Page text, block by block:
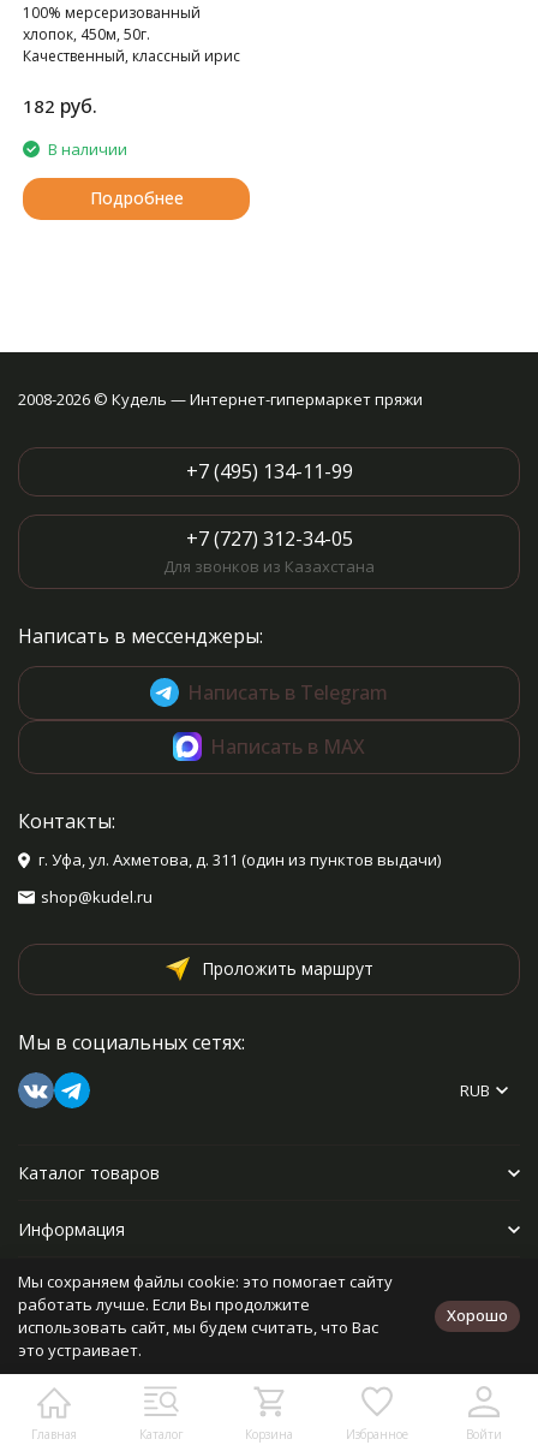
100% мерсеризованный
хлопок, 450м, 50г.
Качественный, классный ирис
182 руб.
В наличии
Подробнее
Главная Каталог Корзина Избранное Войти
2008-2026 © Кудель — Интернет-гипермаркет пряжи
+7 (495) 134-11-99
+7 (727) 312-34-05
Для звонков из Казахстана
Написать в мессенджеры:
Написать в Telegram
Написать в MAX
Контакты:
г. Уфа, ул. Ахметова, д. 311 (один из пунктов выдачи)
shop@kudel.ru
Проложить маршрут
Мы в социальных сетях:
RUB
Каталог товаров
Информация
Прочее
Политика персональных данных
Разработано в
bodysite.ru
Мы сохраняем файлы cookie: это помогает сайту
работать лучше. Если Вы продолжите
использовать сайт, мы будем считать, что Вас
это устраивает.
Хорошо